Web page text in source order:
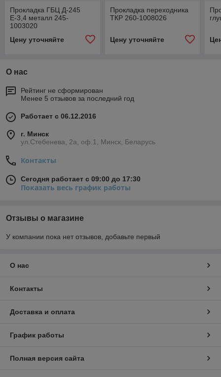
Прокладка ГБЦ Д-245
Е-3,4 металл 245-
1003020
Цену уточняйте
Прокладка переходника
ТКР 260-1008026
Цену уточняйте
О нас
Рейтинг не сформирован
Менее 5 отзывов за последний год
Работает с 06.12.2016
г. Минск
ул.Стебенева, 2а, оф.1, Минск, Беларусь
Контакты
Сегодня работает с 09:00 до 17:30
Показать весь график работы
Отзывы о магазине
У компании пока нет отзывов, добавьте первый
О нас
Контакты
Доставка и оплата
График работы
Полная версия сайта